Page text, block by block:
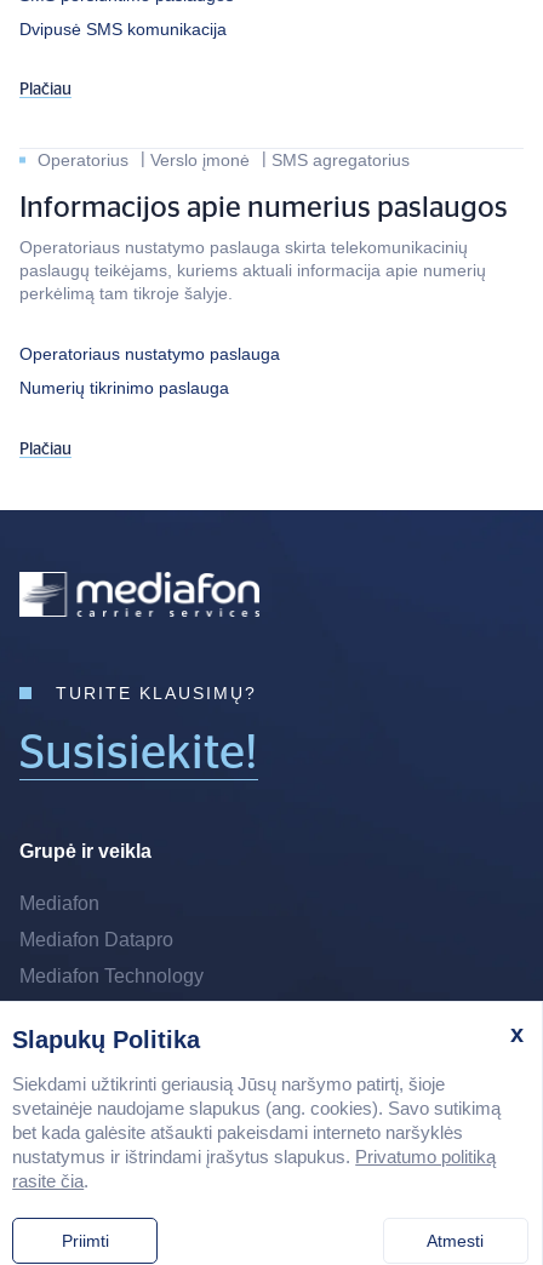
x
Slapukų Politika
Siekdami užtikrinti geriausią Jūsų naršymo patirtį, šioje
svetainėje naudojame slapukus (ang. cookies). Savo sutikimą
bet kada galėsite atšaukti pakeisdami interneto naršyklės
nustatymus ir ištrindami įrašytus slapukus. Privatumo politiką
rasite čia.
Priimti Atmesti
Dvipusė SMS komunikacija
Plačiau
Operatorius Verslo įmonė SMS agregatorius
Informacijos apie numerius paslaugos
Operatoriaus nustatymo paslauga skirta telekomunikacinių
paslaugų teikėjams, kuriems aktuali informacija apie numerių
perkėlimą tam tikroje šalyje.
Operatoriaus nustatymo paslauga
Numerių tikrinimo paslauga
Plačiau
TURITE KLAUSIMŲ?
Susisiekite!
Grupė ir veikla
Mediafon
Mediafon Datapro
Mediafon Technology
Sekite mus:
Mediafon © 2026 Visos teisės saugomos.
Privatumo politika